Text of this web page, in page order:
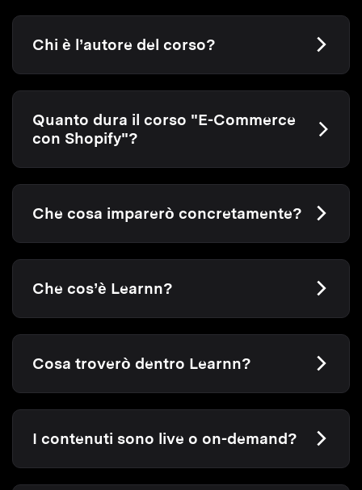
Chi è l’autore del corso?
Quanto dura il corso "E-Commerce
con Shopify"?
Che cosa imparerò concretamente?
Che cos’è Learnn?
Cosa troverò dentro Learnn?
I contenuti sono live o on-demand?